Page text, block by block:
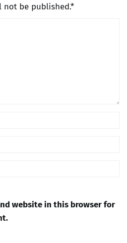
not be published.*
website in this browser for